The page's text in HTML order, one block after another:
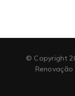
© Copyright